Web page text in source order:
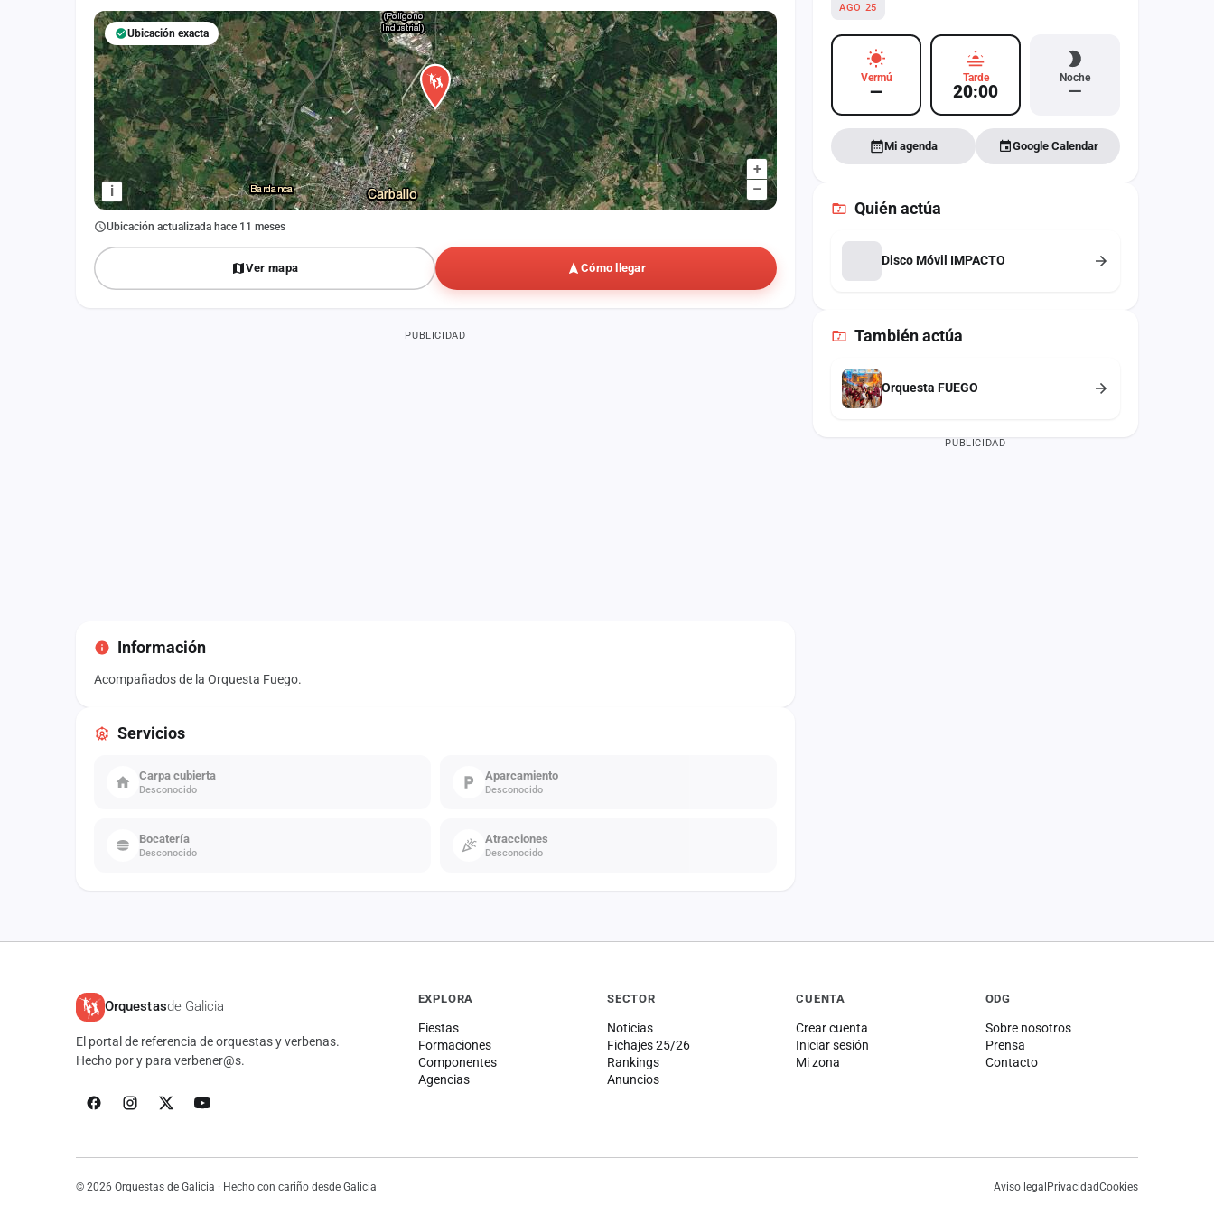
+
–
i
Ubicación exacta
Ubicación actualizada hace 11 meses
Ver mapa Cómo llegar
PUBLICIDAD
Información
Acompañados de la Orquesta Fuego.
Servicios
Carpa cubierta
Desconocido
Aparcamiento
Desconocido
Bocatería
Desconocido
Atracciones
Desconocido
AGO 25
Vermú
—
Tarde
20:00
Noche
—
Mi agenda Google Calendar
Quién actúa
Disco Móvil IMPACTO
Tambiénactúa
Orquesta FUEGO
PUBLICIDAD
Orquestasde Galicia
El portal de referencia de orquestas y verbenas.
Hecho por y para verbener@s.
EXPLORA
Fiestas
Formaciones
Componentes
Agencias
SECTOR
Noticias
Fichajes 25/26
Rankings
Anuncios
CUENTA
Crear cuenta
Iniciar sesión
Mi zona
ODG
Sobre nosotros
Prensa
Contacto
© 2026 Orquestas de Galicia · Hecho con cariño desde Galicia Aviso legalPrivacidadCookies
Iniciar sesión
Crear cuenta
Administración